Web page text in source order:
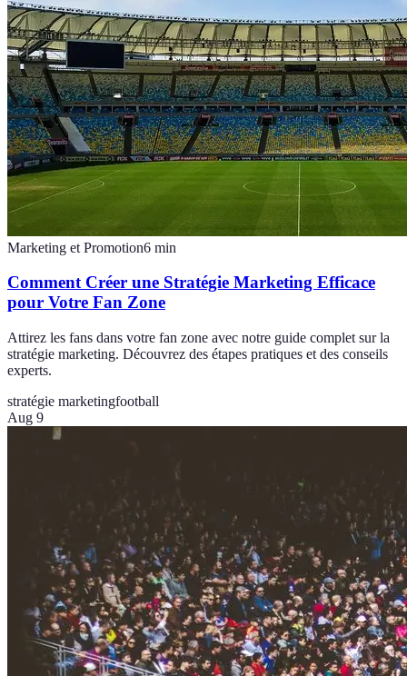
Marketing et Promotion6 min
Comment Créer une Stratégie Marketing Efficace
pour Votre Fan Zone
Attirez les fans dans votre fan zone avec notre guide complet sur la
stratégie marketing. Découvrez des étapes pratiques et des conseils
experts.
stratégie marketingfootball
Aug 9